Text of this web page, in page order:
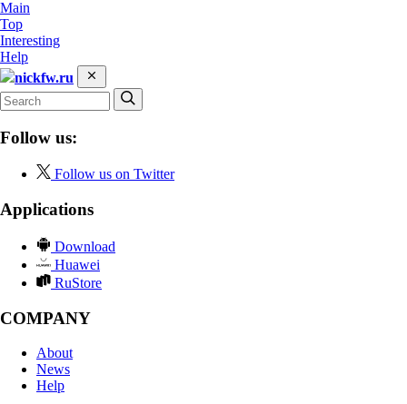
Main
Top
Interesting
Help
nickfw.ru
Follow us:
Follow us on Twitter
Applications
Download
Huawei
RuStore
COMPANY
About
News
Help